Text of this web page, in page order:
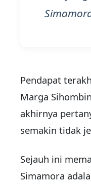
Pendapat
Marga
akhirnya
semakin tidak
Sejauh ini
Simamora